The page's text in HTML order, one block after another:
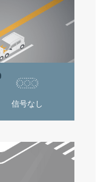
信号なし